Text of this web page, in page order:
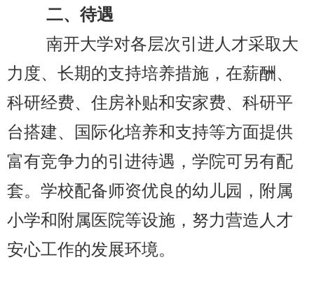
二、待遇
南开大学对各层次引进人才采取大
力度、长期的支持培养措施，在薪酬、
科研经费、住房补贴和安家费、科研平
台搭建、国际化培养和支持等方面提供
富有竞争力的引进待遇，学院可另有配
套。学校配备师资优良的幼儿园，附属
小学和附属医院等设施，努力营造人才
安心工作的发展环境。